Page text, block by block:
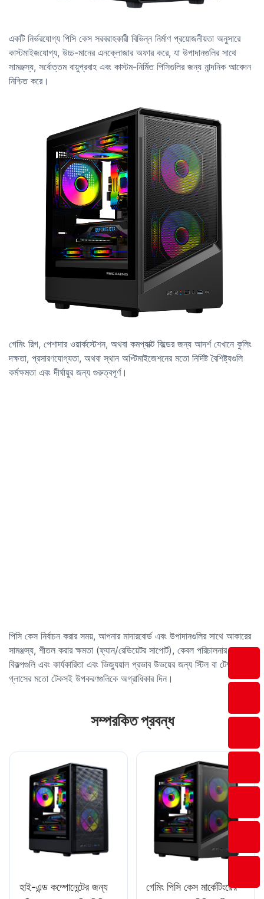
একটি নির্ভরযোগ্য পিসি কেস সরবরাহকারী বিভিন্ন নির্মাণ প্রয়োজনীয়তা অনুসারে
কাস্টমাইজযোগ্য, উচ্চ-মানের এনক্লোজার অফার করে, যা উপাদানগুলির সাথে
সামঞ্জস্য, সর্বোত্তম বায়ুপ্রবাহ এবং কাস্টম-নির্মিত পিসিগুলির জন্য নান্দনিক আবেদন
নিশ্চিত করে।
গেমিং রিগ, পেশাদার ওয়ার্কস্টেশন, অথবা কমপ্যাক্ট বিল্ডের জন্য আদর্শ যেখানে কুলিং
দক্ষতা, প্রসারণযোগ্যতা, অথবা স্থান অপ্টিমাইজেশনের মতো নির্দিষ্ট বৈশিষ্ট্যগুলি
কর্মক্ষমতা এবং দীর্ঘায়ুর জন্য গুরুত্বপূর্ণ।
পিসি কেস নির্বাচন করার সময়, আপনার মাদারবোর্ড এবং উপাদানগুলির সাথে আকারের
সামঞ্জস্য, শীতল করার ক্ষমতা (ফ্যান/রেডিয়েটর সাপোর্ট), কেবল পরিচালনার
বিকল্পগুলি এবং কার্যকারিতা এবং ভিজ্যুয়াল প্রভাব উভয়ের জন্য স্টিল বা টেম্পারড
গ্লাসের মতো টেকসই উপকরণগুলিকে অগ্রাধিকার দিন।
সম্পরকিত প্রবন্ধ
হাই-এন্ড কম্পোনেন্টের জন্য
গেমিং পিসি কেস মার্কেটিংয়ের